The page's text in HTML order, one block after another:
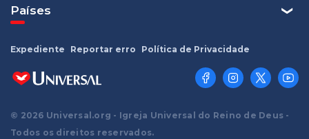
Países
© 2026 Universal.org - Igreja Universal do Reino de Deus -
Todos os direitos reservados.
Expediente Reportar erro Política de Privacidade